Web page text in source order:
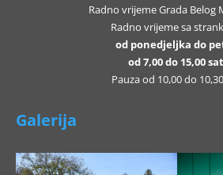
Radno vrijeme Grada Belog
Radno vrijeme sa
od ponedjeljka do
od 7,00 do 15,00
Pauza od 10,00 do
Galerija